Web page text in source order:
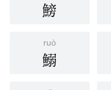
鰟
ruò
鰯